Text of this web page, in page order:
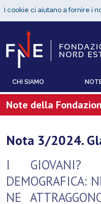
CHI SIAMO
Note della
Nota 3/2024.
I GIOVANI?
DEMOGRAFICA:
NE